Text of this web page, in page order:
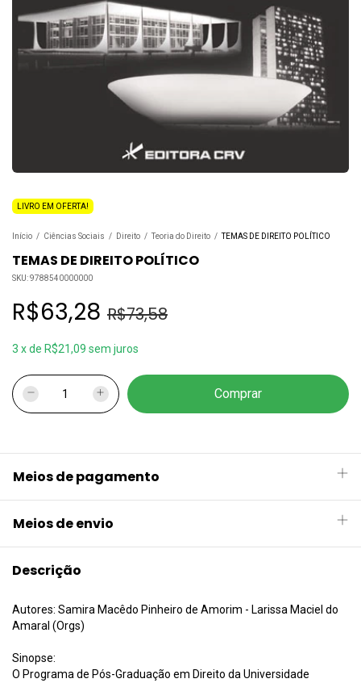
LIVRO EM OFERTA!
Início / Ciências Sociais / Direito / Teoria do Direito / TEMAS DE DIREITO POLÍTICO
TEMAS DE DIREITO POLÍTICO
SKU:9788540000000
R$63,28 R$73,58
3 xde R$21,09 sem juros
Meios de pagamento
Meios de envio
Descrição
Autores: Samira Macêdo Pinheiro de Amorim - Larissa Maciel do
Amaral (Orgs)
Sinopse:
O Programa de Pós-Graduação em Direito da Universidade